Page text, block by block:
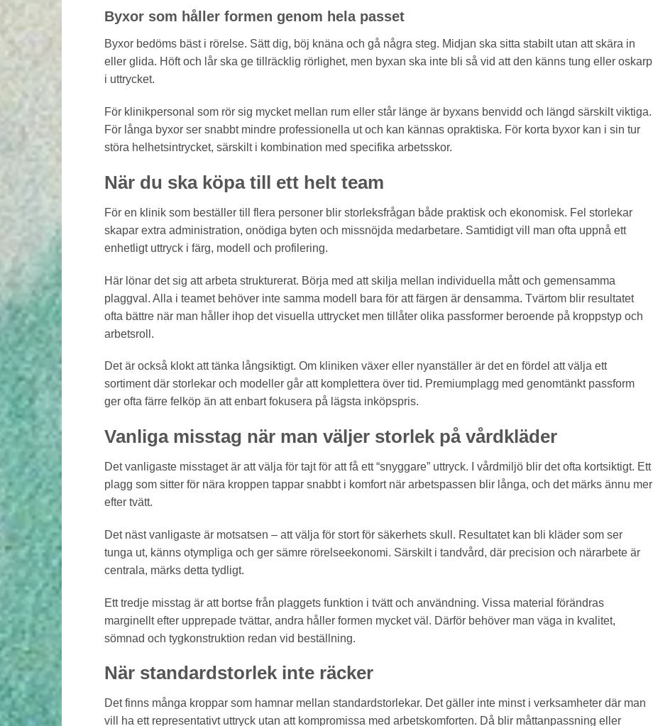
Byxor som håller formen genom hela passet
Byxor bedöms bäst i rörelse. Sätt dig, böj knäna och gå några steg. Midjan ska sitta stabilt utan att skära in
eller glida. Höft och lår ska ge tillräcklig rörlighet, men byxan ska inte bli så vid att den känns tung eller oskarp
i uttrycket.
För klinikpersonal som rör sig mycket mellan rum eller står länge är byxans benvidd och längd särskilt viktiga.
För långa byxor ser snabbt mindre professionella ut och kan kännas opraktiska. För korta byxor kan i sin tur
störa helhetsintrycket, särskilt i kombination med specifika arbetsskor.
När du ska köpa till ett helt team
För en klinik som beställer till flera personer blir storleksfrågan både praktisk och ekonomisk. Fel storlekar
skapar extra administration, onödiga byten och missnöjda medarbetare. Samtidigt vill man ofta uppnå ett
enhetligt uttryck i färg, modell och profilering.
Här lönar det sig att arbeta strukturerat. Börja med att skilja mellan individuella mått och gemensamma
plaggval. Alla i teamet behöver inte samma modell bara för att färgen är densamma. Tvärtom blir resultatet
ofta bättre när man håller ihop det visuella uttrycket men tillåter olika passformer beroende på kroppstyp och
arbetsroll.
Det är också klokt att tänka långsiktigt. Om kliniken växer eller nyanställer är det en fördel att välja ett
sortiment där storlekar och modeller går att komplettera över tid. Premiumplagg med genomtänkt passform
ger ofta färre felköp än att enbart fokusera på lägsta inköpspris.
Vanliga misstag när man väljer storlek på vårdkläder
Det vanligaste misstaget är att välja för tajt för att få ett “snyggare” uttryck. I vårdmiljö blir det ofta kortsiktigt. Ett
plagg som sitter för nära kroppen tappar snabbt i komfort när arbetspassen blir långa, och det märks ännu mer
efter tvätt.
Det näst vanligaste är motsatsen – att välja för stort för säkerhets skull. Resultatet kan bli kläder som ser
tunga ut, känns otympliga och ger sämre rörelseekonomi. Särskilt i tandvård, där precision och närarbete är
centrala, märks detta tydligt.
Ett tredje misstag är att bortse från plaggets funktion i tvätt och användning. Vissa material förändras
marginellt efter upprepade tvättar, andra håller formen mycket väl. Därför behöver man väga in kvalitet,
sömnad och tygkonstruktion redan vid beställning.
När standardstorlek inte räcker
Det finns många kroppar som hamnar mellan standardstorlekar. Det gäller inte minst i verksamheter där man
vill ha ett representativt uttryck utan att kompromissa med arbetskomforten. Då blir måttanpassning eller